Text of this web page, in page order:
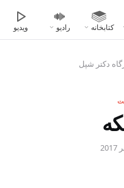
کتابخانه رادیو ویدیو
دکتر شپل